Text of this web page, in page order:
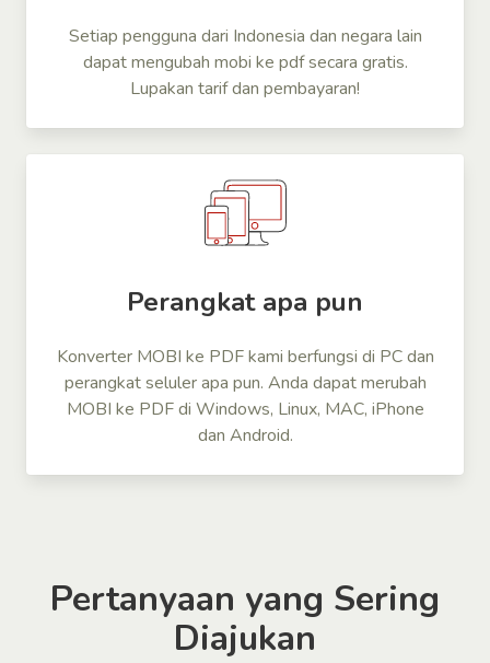
Setiap pengguna dari Indonesia dan negara lain
dapat mengubah mobi ke pdf secara gratis.
Lupakan tarif dan pembayaran!
Perangkat apa pun
Konverter MOBI ke PDF kami berfungsi di PC dan
perangkat seluler apa pun. Anda dapat merubah
MOBI ke PDF di Windows, Linux, MAC, iPhone
dan Android.
Pertanyaan yang Sering
Diajukan